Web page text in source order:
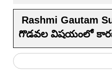
Rashmi Gautam
గొడ‌వ‌ల విష‌యంలో